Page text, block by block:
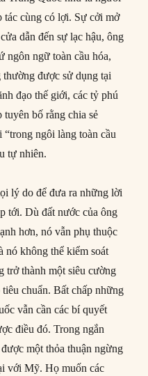
tác cùng có lợi. Sự cởi mở
dẫn đến sự lạc hậu, ông
ngôn ngữ toàn cầu hóa,
được sử dụng tại
đạo thế giới, các tỷ phú
bố rằng chia sẻ
ngôi làng toàn cầu
tự nhiên.
lý do để đưa ra những lời
tới. Dù đất nước của ông
hơn, nó vẫn phụ thuộc
nó không thể kiểm soát
trở thành một siêu cường
chuẩn. Bất chấp những
vẫn cần các bí quyết
điều đó. Trong ngắn
một thỏa thuận ngừng
với Mỹ. Họ muốn các